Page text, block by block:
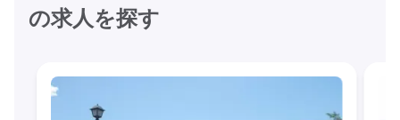
の求人を探す